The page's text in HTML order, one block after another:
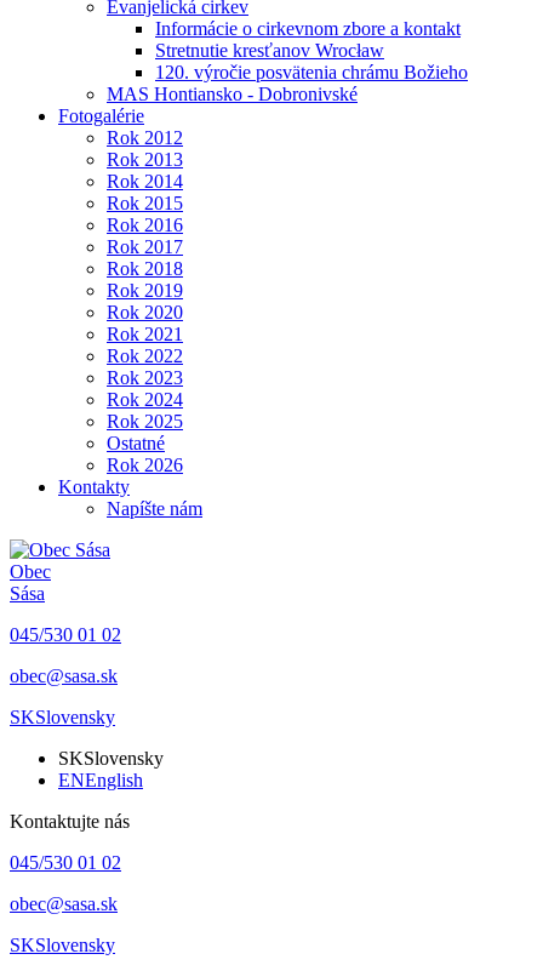
Evanjelická cirkev
Informácie o cirkevnom zbore a kontakt
Stretnutie kresťanov Wrocław
120. výročie posvätenia chrámu Božieho
MAS Hontiansko - Dobronivské
Fotogalérie
Rok 2012
Rok 2013
Rok 2014
Rok 2015
Rok 2016
Rok 2017
Rok 2018
Rok 2019
Rok 2020
Rok 2021
Rok 2022
Rok 2023
Rok 2024
Rok 2025
Ostatné
Rok 2026
Kontakty
Napíšte nám
Obec
Sása
045/530 01 02
obec@sasa.sk
SKSlovensky
SKSlovensky
ENEnglish
Kontaktujte nás
045/530 01 02
obec@sasa.sk
SKSlovensky